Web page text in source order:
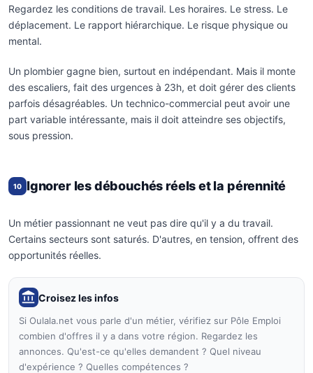
Regardez les conditions de travail. Les horaires. Le stress. Le
déplacement. Le rapport hiérarchique. Le risque physique ou
mental.
Un plombier gagne bien, surtout en indépendant. Mais il monte
des escaliers, fait des urgences à 23h, et doit gérer des clients
parfois désagréables. Un technico-commercial peut avoir une
part variable intéressante, mais il doit atteindre ses objectifs,
sous pression.
10 Ignorer les débouchés réels et la pérennité
Un métier passionnant ne veut pas dire qu'il y a du travail.
Certains secteurs sont saturés. D'autres, en tension, offrent des
opportunités réelles.
Croisez les infos
Si Oulala.net vous parle d'un métier, vérifiez sur Pôle Emploi
combien d'offres il y a dans votre région. Regardez les
annonces. Qu'est-ce qu'elles demandent ? Quel niveau
d'expérience ? Quelles compétences ?